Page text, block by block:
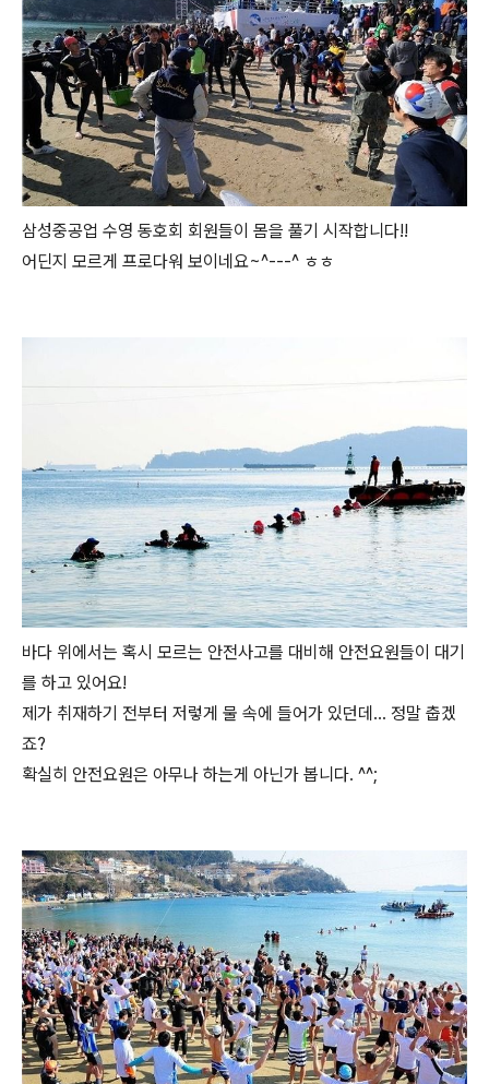
삼성중공업 수영 동호회 회원들이 몸을 풀기 시작합니다!!
어딘지 모르게 프로다워 보이네요~^---^ ㅎㅎ
바다 위에서는 혹시 모르는 안전사고를 대비해 안전요원들이 대기
를 하고 있어요!
제가 취재하기 전부터 저렇게 물 속에 들어가 있던데… 정말 춥겠
죠?
확실히 안전요원은 아무나 하는게 아닌가 봅니다. ^^;